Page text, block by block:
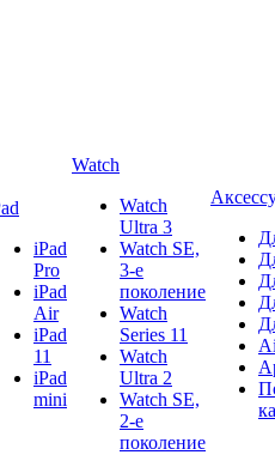
iPad
Pro
iPad
Air
iPad
11
iPad
mini
Watch
Watch
Ultra 3
Watch SE,
3-е
поколение
Watch
Series 11
Watch
Ultra 2
Watch SE,
2-е
поколение